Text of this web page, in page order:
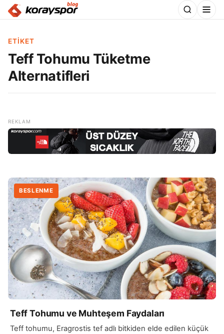
ETIKET
Teff Tohumu Tüketme
Alternatifleri
BESLENME
Teff Tohumu ve Muhteşem Faydaları
Teff tohumu, Eragrostis tef adlı bitkiden elde edilen küçük